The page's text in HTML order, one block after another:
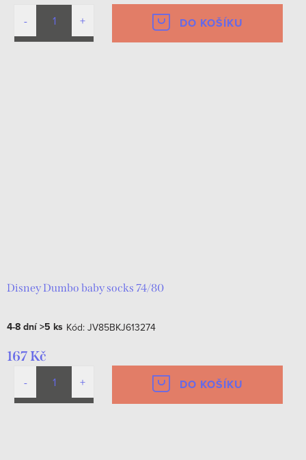
DO KOŠÍKU
Disney Dumbo baby socks 74/80
4-8 dní>5 ks Kód: JV85BKJ613274
167 Kč
DO KOŠÍKU